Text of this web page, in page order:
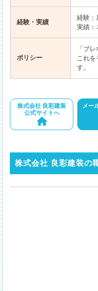
経験・実績
経験：
実績：
ポリシー
「ブ
これ
す。
株式会社 良彩建装
公式サイトへ
メー
株式会社 良彩建装の